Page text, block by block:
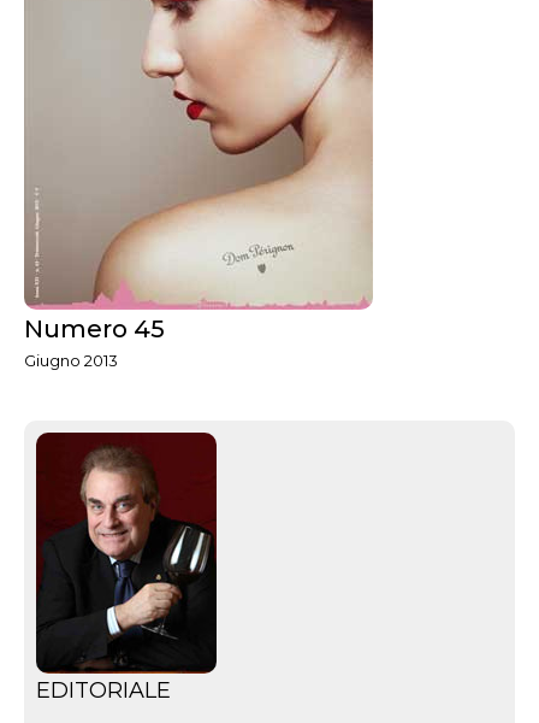
Numero 45
Giugno 2013
EDITORIALE